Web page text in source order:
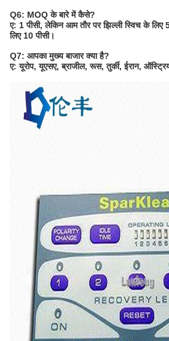
Q6: MOQ के बारे में कैसे?
ए: 1 पीसी, लेकिन आम तौर पर झिल्ली स्विच के
लिए 10 पीसी।
Q7: आपका मुख्य बाजार क्या है?
ए: यूरोप, यूएसए, ब्राजील, रूस, तुर्की, ईरान,